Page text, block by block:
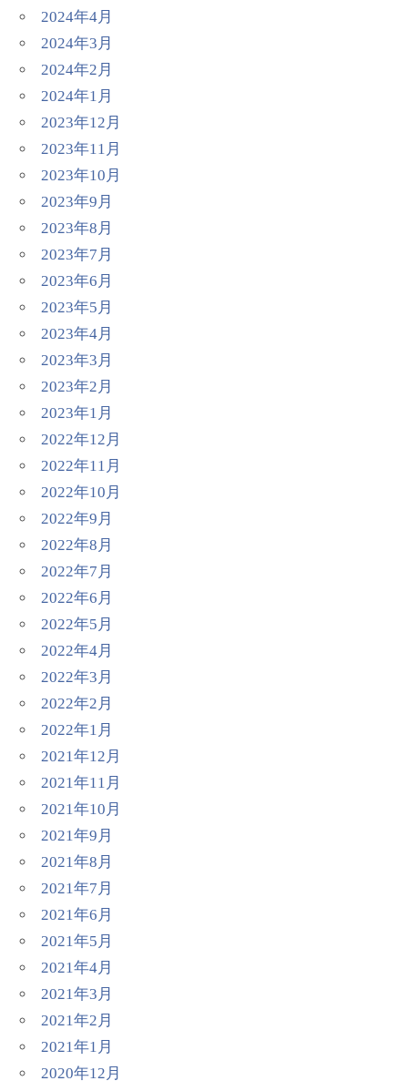
2024年4月
2024年3月
2024年2月
2024年1月
2023年12月
2023年11月
2023年10月
2023年9月
2023年8月
2023年7月
2023年6月
2023年5月
2023年4月
2023年3月
2023年2月
2023年1月
2022年12月
2022年11月
2022年10月
2022年9月
2022年8月
2022年7月
2022年6月
2022年5月
2022年4月
2022年3月
2022年2月
2022年1月
2021年12月
2021年11月
2021年10月
2021年9月
2021年8月
2021年7月
2021年6月
2021年5月
2021年4月
2021年3月
2021年2月
2021年1月
2020年12月